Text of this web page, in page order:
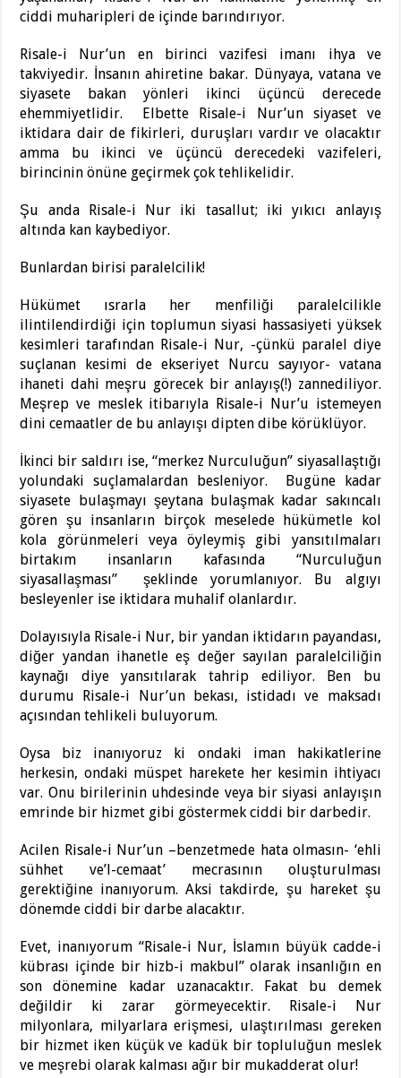
ciddi muharipleri de içinde barındırıyor.
Risale-i Nur’un en birinci vazifesi imanı ihya ve
takviyedir. İnsanın ahiretine bakar. Dünyaya, vatana ve
siyasete bakan yönleri ikinci üçüncü derecede
ehemmiyetlidir. Elbette Risale-i Nur’un siyaset ve
iktidara dair de fikirleri, duruşları vardır ve olacaktır
amma bu ikinci ve üçüncü derecedeki vazifeleri,
birincinin önüne geçirmek çok tehlikelidir.
Şu anda Risale-i Nur iki tasallut; iki yıkıcı anlayış
altında kan kaybediyor.
Bunlardan birisi paralelcilik!
Hükümet ısrarla her menfiliği paralelcilikle
ilintilendirdiği için toplumun siyasi hassasiyeti yüksek
kesimleri tarafından Risale-i Nur, -çünkü paralel diye
suçlanan kesimi de ekseriyet Nurcu sayıyor- vatana
ihaneti dahi meşru görecek bir anlayış(!) zannediliyor.
Meşrep ve meslek itibarıyla Risale-i Nur’u istemeyen
dini cemaatler de bu anlayışı dipten dibe körüklüyor.
İkinci bir saldırı ise, “merkez Nurculuğun” siyasallaştığı
yolundaki suçlamalardan besleniyor. Bugüne kadar
siyasete bulaşmayı şeytana bulaşmak kadar sakıncalı
gören şu insanların birçok meselede hükümetle kol
kola görünmeleri veya öyleymiş gibi yansıtılmaları
birtakım insanların kafasında “Nurculuğun
siyasallaşması” şeklinde yorumlanıyor. Bu algıyı
besleyenler ise iktidara muhalif olanlardır.
Dolayısıyla Risale-i Nur, bir yandan iktidarın payandası,
diğer yandan ihanetle eş değer sayılan paralelciliğin
kaynağı diye yansıtılarak tahrip ediliyor. Ben bu
durumu Risale-i Nur’un bekası, istidadı ve maksadı
açısından tehlikeli buluyorum.
Oysa biz inanıyoruz ki ondaki iman hakikatlerine
herkesin, ondaki müspet harekete her kesimin ihtiyacı
var. Onu birilerinin uhdesinde veya bir siyasi anlayışın
emrinde bir hizmet gibi göstermek ciddi bir darbedir.
Acilen Risale-i Nur’un –benzetmede hata olmasın- ‘ehli
sühhet ve’l-cemaat’ mecrasının oluşturulması
gerektiğine inanıyorum. Aksi takdirde, şu hareket şu
dönemde ciddi bir darbe alacaktır.
Evet, inanıyorum “Risale-i Nur, İslamın büyük cadde-i
kübrası içinde bir hizb-i makbul” olarak insanlığın en
son dönemine kadar uzanacaktır. Fakat bu demek
değildir ki zarar görmeyecektir. Risale-i Nur
milyonlara, milyarlara erişmesi, ulaştırılması gereken
bir hizmet iken küçük ve kadük bir topluluğun meslek
ve meşrebi olarak kalması ağır bir mukadderat olur!